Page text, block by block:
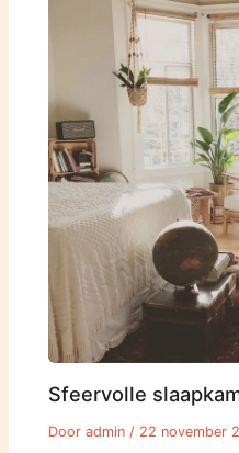
Sfeervolle
Dooradmin / 22 november